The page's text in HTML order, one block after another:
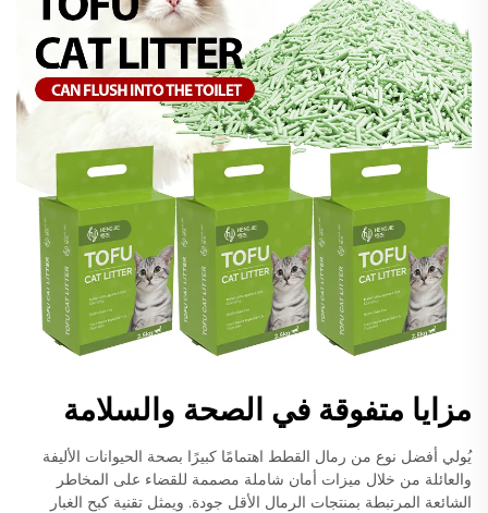
مزايا متفوقة في الصحة والسلامة
يُولي أفضل نوع من رمال القطط اهتمامًا كبيرًا بصحة الحيوانات الأليفة
والعائلة من خلال ميزات أمان شاملة مصممة للقضاء على المخاطر
الشائعة المرتبطة بمنتجات الرمال الأقل جودة. ويمثل تقنية كبح الغبار